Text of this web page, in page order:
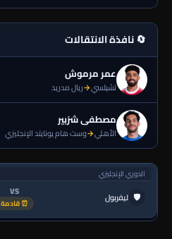
🔄 نافذة الانتقالات
عمر مرموش
تشيلسي→ريال مدريد
مصطفى شزبير
الأهلي→وست هام يونايتد الإنجليزي
الدوري الإنجليزي
🛡 ليفربول VS
⏰ قادمة